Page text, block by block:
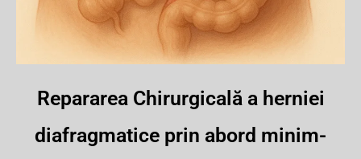
Repararea Chirurgicală a herniei
diafragmatice prin abord minim-